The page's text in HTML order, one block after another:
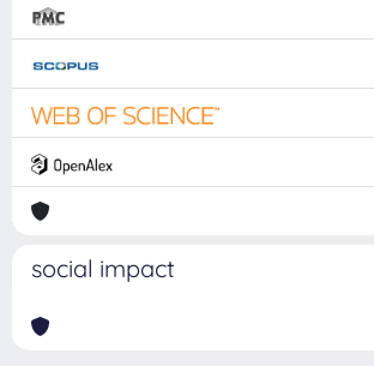
social impact